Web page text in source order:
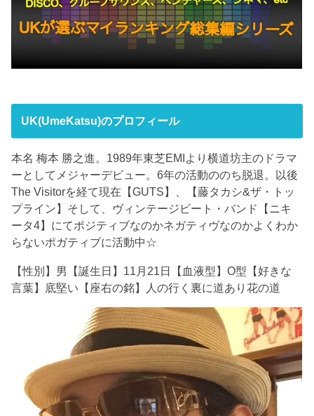
UK(UmeKatsu)のプロフィール
本名 梅本 勝之進。1989年東芝EMIより横道坊主のドラマ
ーとしてメジャーデビュー。6年の活動ののち脱退。以後
The Visitorを経て現在【GUTS】、【藤タカシ&ザ・トッ
プライン】そして、ヴィンテージビート・バンド【ニキ
ータ4】にてポジティブなのかネガティヴなのかよくわか
らないポガティブに活動中☆
【性別】男【誕生日】11月21日【血液型】O型【好きな
言葉】底堅い【座右の銘】人の行く裏に道あり花の道